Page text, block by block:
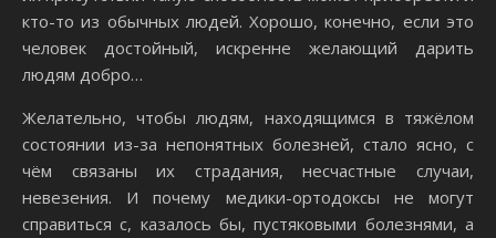
кто-то из обычных людей. Хорошо, конечно, если это
человек достойный, искренне желающий дарить
людям добро…
Желательно, чтобы людям, находящимся в тяжёлом
состоянии из-за непонятных болезней, стало ясно, с
чём связаны их страдания, несчастные случаи,
невезения. И почему медики-ортодоксы не могут
справиться с, казалось бы, пустяковыми болезнями, а